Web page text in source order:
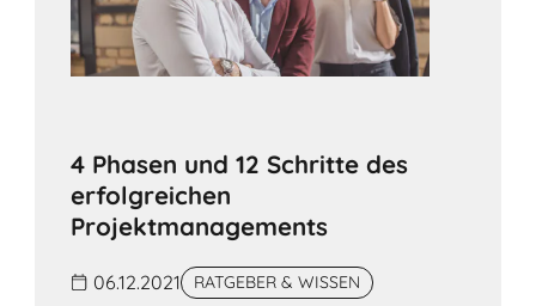
4 Phasen und 12 Schritte des
erfolgreichen
Projektmanagements
06.12.2021 RATGEBER & WISSEN